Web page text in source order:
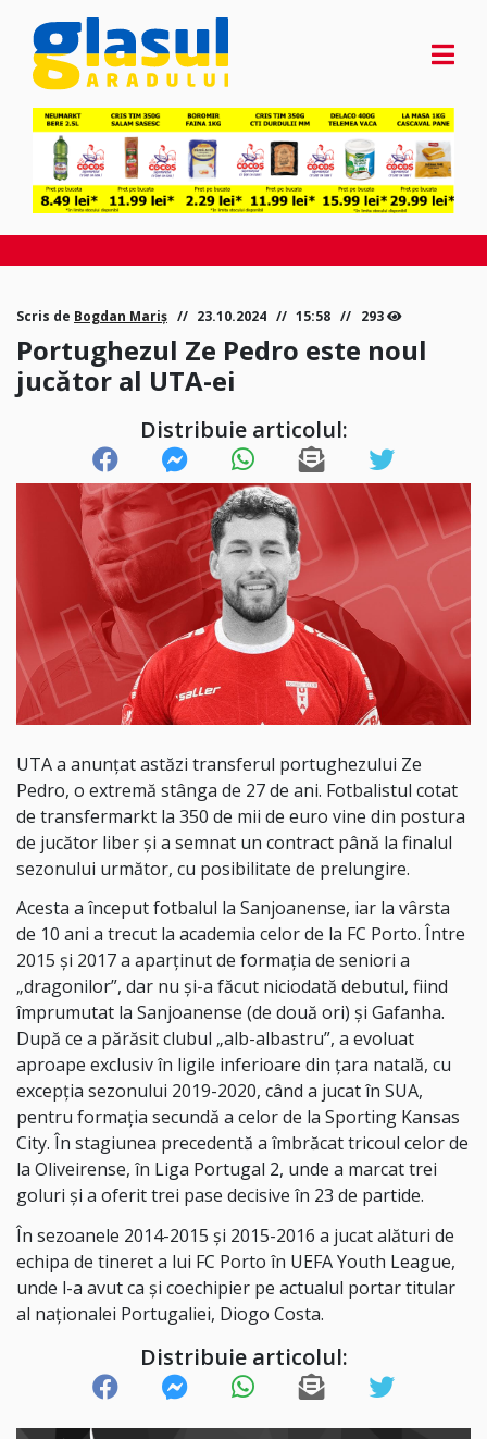
Scris de Bogdan Mariș 23.10.2024 15:58 293
Portughezul Ze Pedro este noul
jucător al UTA-ei
Distribuie articolul:
UTA a anunțat astăzi transferul portughezului Ze
Pedro, o extremă stânga de 27 de ani. Fotbalistul cotat
de transfermarkt la 350 de mii de euro vine din postura
de jucător liber și a semnat un contract până la finalul
sezonului următor, cu posibilitate de prelungire.
Acesta a început fotbalul la Sanjoanense, iar la vârsta
de 10 ani a trecut la academia celor de la FC Porto. Între
2015 și 2017 a aparținut de formația de seniori a
„dragonilor”, dar nu și-a făcut niciodată debutul, fiind
împrumutat la Sanjoanense (de două ori) și Gafanha.
După ce a părăsit clubul „alb-albastru”, a evoluat
aproape exclusiv în ligile inferioare din țara natală, cu
excepția sezonului 2019-2020, când a jucat în SUA,
pentru formația secundă a celor de la Sporting Kansas
City. În stagiunea precedentă a îmbrăcat tricoul celor de
la Oliveirense, în Liga Portugal 2, unde a marcat trei
goluri și a oferit trei pase decisive în 23 de partide.
În sezoanele 2014-2015 și 2015-2016 a jucat alături de
echipa de tineret a lui FC Porto în UEFA Youth League,
unde l-a avut ca și coechipier pe actualul portar titular
al naționalei Portugaliei, Diogo Costa.
Distribuie articolul: